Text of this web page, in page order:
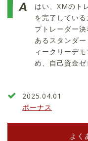
はい、XMのト
を完了してい
プトレーダー
あるスタンダ
ィークリーデ
め、自己資金ゼ
2025.04.01
ボーナス
よく